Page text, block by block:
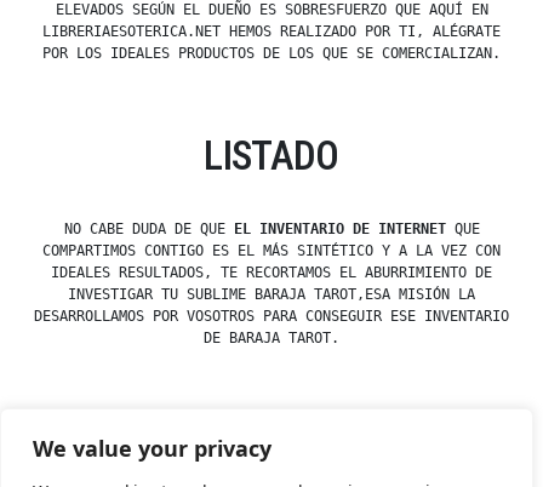
We value your privacy
ELEVADOS SEGÚN EL DUEÑO ES SOBRESFUERZO QUE AQUÍ EN
LIBRERIAESOTERICA.NET HEMOS REALIZADO POR TI, ALÉGRATE
POR LOS IDEALES PRODUCTOS DE LOS QUE SE COMERCIALIZAN.
LISTADO
NO CABE DUDA DE QUE EL INVENTARIO DE INTERNETQUE
COMPARTIMOS CONTIGO ES EL MÁS SINTÉTICO Y A LA VEZ CON
IDEALES RESULTADOS, TE RECORTAMOS EL ABURRIMIENTO DE
INVESTIGAR TU SUBLIME BARAJA TAROT,ESA MISIÓN LA
DESARROLLAMOS POR VOSOTROS PARA CONSEGUIR ESE INVENTARIO
DE BARAJA TAROT.
Posted
esdfninj34 23 December, 2019